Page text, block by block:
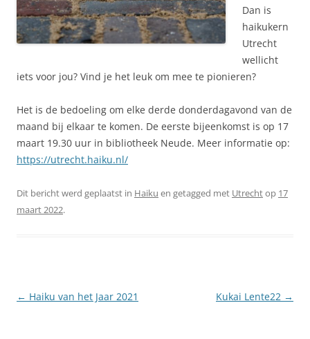
Dan is
haikukern
Utrecht
wellicht
iets voor jou? Vind je het leuk om mee te pionieren?
Het is de bedoeling om elke derde donderdagavond van de
maand bij elkaar te komen. De eerste bijeenkomst is op 17
maart 19.30 uur in bibliotheek Neude. Meer informatie op:
https://utrecht.haiku.nl/
Dit bericht werd geplaatst in Haiku en getagged met Utrechtop 17
maart 2022.
Berichtnavigatie
← Haiku van het Jaar 2021 Kukai Lente22 →